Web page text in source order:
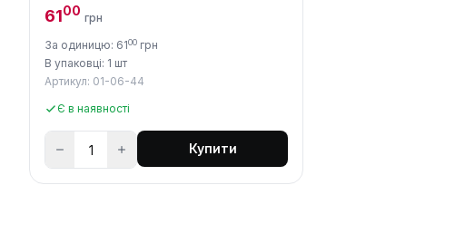
6100 грн
За одиницю: 6100 грн
В упаковці: 1 шт
Артикул: 01-06-44
Є в наявності
Купити